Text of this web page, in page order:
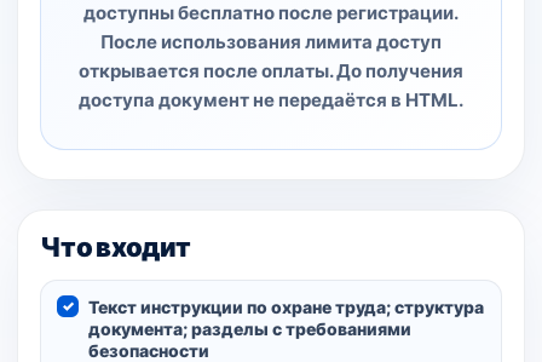
доступны бесплатно после регистрации.
После использования лимита доступ
открывается после оплаты. До получения
доступа документ не передаётся в HTML.
Что входит
Текст инструкции по охране труда; структура
документа; разделы с требованиями
безопасности